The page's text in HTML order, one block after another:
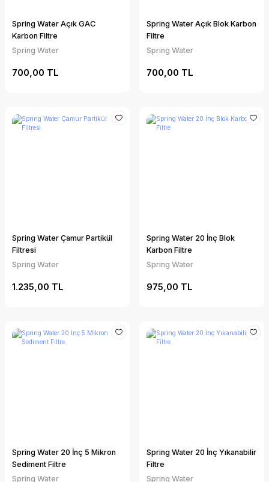
Spring Water Açık GAC
Karbon Filtre
Spring Water
700,00 TL
Spring Water Açık Blok Karbon
Filtre
Spring Water
700,00 TL
Spring Water Çamur Partikül
Filtresi
Spring Water
1.235,00 TL
Spring Water 20 İnç Blok
Karbon Filtre
Spring Water
975,00 TL
Spring Water 20 İnç 5 Mikron
Sediment Filtre
Spring Water
Spring Water 20 İnç Yıkanabilir
Filtre
Spring Water